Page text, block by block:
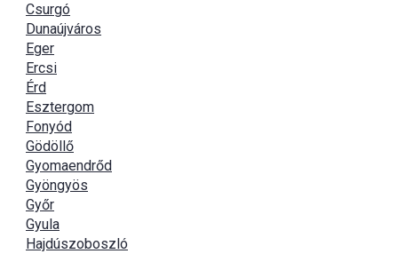
Csurgó
Dunaújváros
Eger
Ercsi
Érd
Esztergom
Fonyód
Gödöllő
Gyomaendrőd
Gyöngyös
Győr
Gyula
Hajdúszoboszló